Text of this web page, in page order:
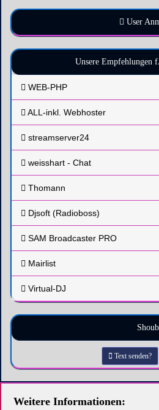
User
Unsere Empfehlungen
WEB-PHP
ALL-inkl. Webhoster
streamserver24
weisshart - Chat
Thomann
Djsoft (Radioboss)
SAM Broadcaster PRO
Mairlist
Virtual-DJ
Text senden?
Weitere Informationen: